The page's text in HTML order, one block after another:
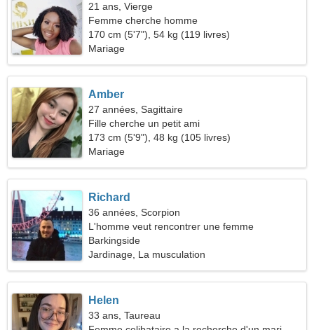
21 ans, Vierge
Femme cherche homme
170 cm (5'7"), 54 kg (119 livres)
Mariage
Amber
27 années, Sagittaire
Fille cherche un petit ami
173 cm (5'9"), 48 kg (105 livres)
Mariage
Richard
36 années, Scorpion
L'homme veut rencontrer une femme
Barkingside
Jardinage, La musculation
Helen
33 ans, Taureau